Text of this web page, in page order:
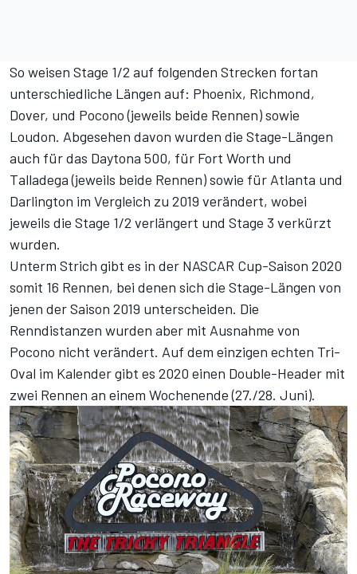
So weisen Stage 1/2 auf folgenden Strecken fortan
unterschiedliche Längen auf: Phoenix, Richmond,
Dover, und Pocono (jeweils beide Rennen) sowie
Loudon. Abgesehen davon wurden die Stage-Längen
auch für das Daytona 500, für Fort Worth und
Talladega (jeweils beide Rennen) sowie für Atlanta und
Darlington im Vergleich zu 2019 verändert, wobei
jeweils die Stage 1/2 verlängert und Stage 3 verkürzt
wurden.
Unterm Strich gibt es in der NASCAR Cup-Saison 2020
somit 16 Rennen, bei denen sich die Stage-Längen von
jenen der Saison 2019 unterscheiden. Die
Renndistanzen wurden aber mit Ausnahme von
Pocono nicht verändert. Auf dem einzigen echten Tri-
Oval im Kalender gibt es 2020 einen Double-Header mit
zwei Rennen an einem Wochenende (27./28. Juni).